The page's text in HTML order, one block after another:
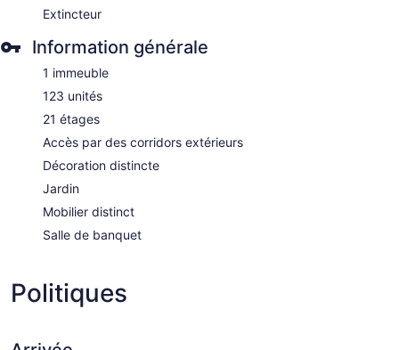
Extincteur
Information générale
1 immeuble
123 unités
21 étages
Accès par des corridors extérieurs
Décoration distincte
Jardin
Mobilier distinct
Salle de banquet
Politiques